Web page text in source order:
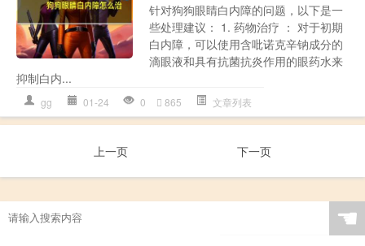
针对狗狗眼睛白内障的问题，以下是一
些处理建议： 1. 药物治疗 ： 对于初期
白内障，可以使用含吡诺克辛钠成分的
滴眼液和具有抗菌抗炎作用的眼药水来
抑制白内...
gg 01-24 0 865 文章列表
上一页 下一页
☚